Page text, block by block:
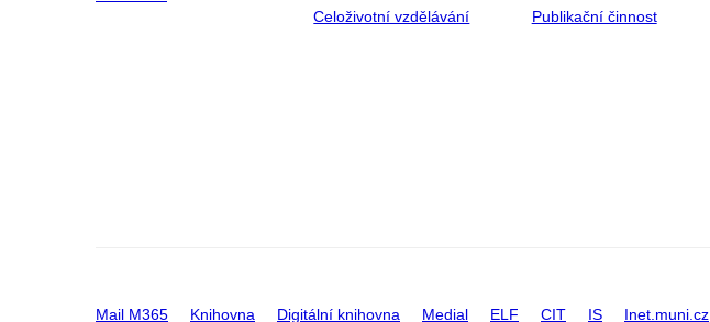
Celoživotní vzdělávání
Publikační činnost
Mail M365 Knihovna Digitální knihovna Medial ELF CIT IS Inet.muni.cz